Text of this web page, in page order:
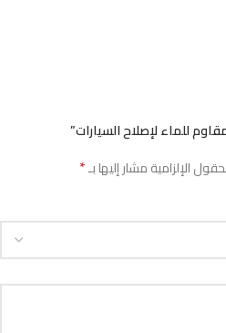
للماء لإصلاح السيارات”
الإلزامية مشار إليها بـ*